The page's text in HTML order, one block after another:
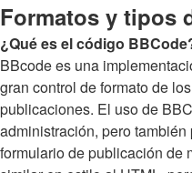
Formatos y tipos
¿Qué es el código
BBcode es una
gran control de formato de
publicaciones. El uso de
administración, pero
formulario de publicación de